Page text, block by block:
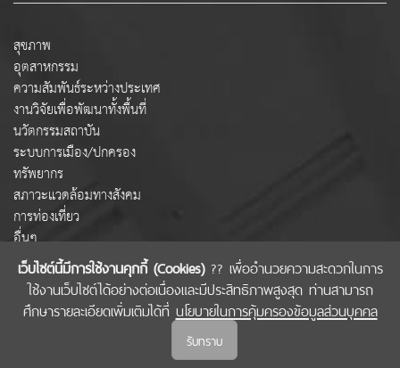
เว็บไซต์นี้มีการใช้งานคุกกี้ (Cookies)?? เพื่ออำนวยความสะดวกในการ
ใช้งานเว็บไซต์ได้อย่างต่อเนื่องและมีประสิทธิภาพสูงสุด ท่านสามารถ
ศึกษารายละเอียดเพิ่มเติมได้ที่ นโยบายในการคุ้มครองข้อมูลส่วนบุคคล
รับทราบ
สุขภาพ
อุตสาหกรรม
ความสัมพันธ์ระหว่างประเทศ
งานวิจัยเพื่อพัฒนาทั้งพื้นที่
นวัตกรรมสถาบัน
ระบบการเมือง/ปกครอง
ทรัพยากร
สภาวะแวดล้อมทางสังคม
การท่องเที่ยว
อื่นๆ
COPYRIGHT © 2022 สำนักงานคณะกรรมการส่งเสริมวิทยาศาสตร์ วิจัยและนวัตกรรม
(สกสว.)
นโยบายในการคุ้มครองข้อมูลส่วนบุคคล